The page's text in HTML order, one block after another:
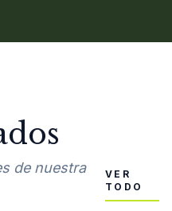
de nuestra
VER
TODO